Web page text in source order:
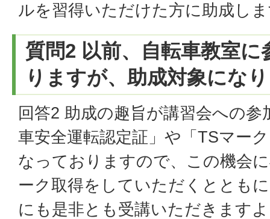
ルを習得いただけた方に助成し
質問2 以前、自転車教室
りますが、助成対象にな
回答2 助成の趣旨が講習会への
車安全運転認定証」や「TSマー
なっておりますので、この機会
ーク取得をしていただくととも
にも是非とも受講いただきます